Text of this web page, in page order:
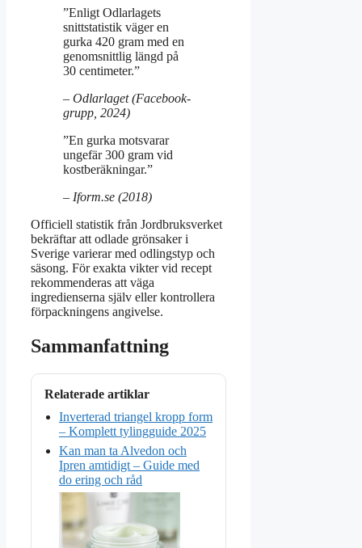
”Enligt Odlarlagets
snittstatistik väger en
gurka 420 gram med en
genomsnittlig längd på
30 centimeter.”
– Odlarlaget (Facebook-
grupp, 2024)
”En gurka motsvarar
ungefär 300 gram vid
kostberäkningar.”
– Iform.se (2018)
Officiell statistik från Jordbruksverket
bekräftar att odlade grönsaker i
Sverige varierar med odlingstyp och
säsong. För exakta vikter vid recept
rekommenderas att väga
ingredienserna själv eller kontrollera
förpackningens angivelse.
Sammanfattning
Relaterade artiklar
Inverterad triangel kropp form
– Komplett tylingguide 2025
Kan man ta Alvedon och
Ipren amtidigt – Guide med
do ering och råd